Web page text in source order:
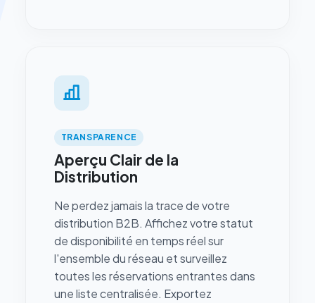
TRANSPARENCE
Aperçu Clair de la
Distribution
Ne perdez jamais la trace de votre
distribution B2B. Affichez votre statut
de disponibilité en temps réel sur
l'ensemble du réseau et surveillez
toutes les réservations entrantes dans
une liste centralisée. Exportez